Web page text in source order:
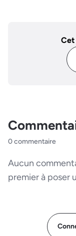
Cet
0 commentaire
Aucun
premier à poser